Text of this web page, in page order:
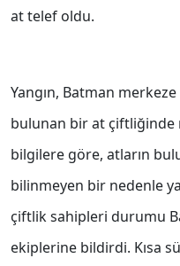
at telef oldu.
Yangın, Batman
bulunan bir at çiftliğinde
bilgilere göre, atların
bilinmeyen bir nedenle
çiftlik sahipleri durumu
ekiplerine bildirdi. Kısa